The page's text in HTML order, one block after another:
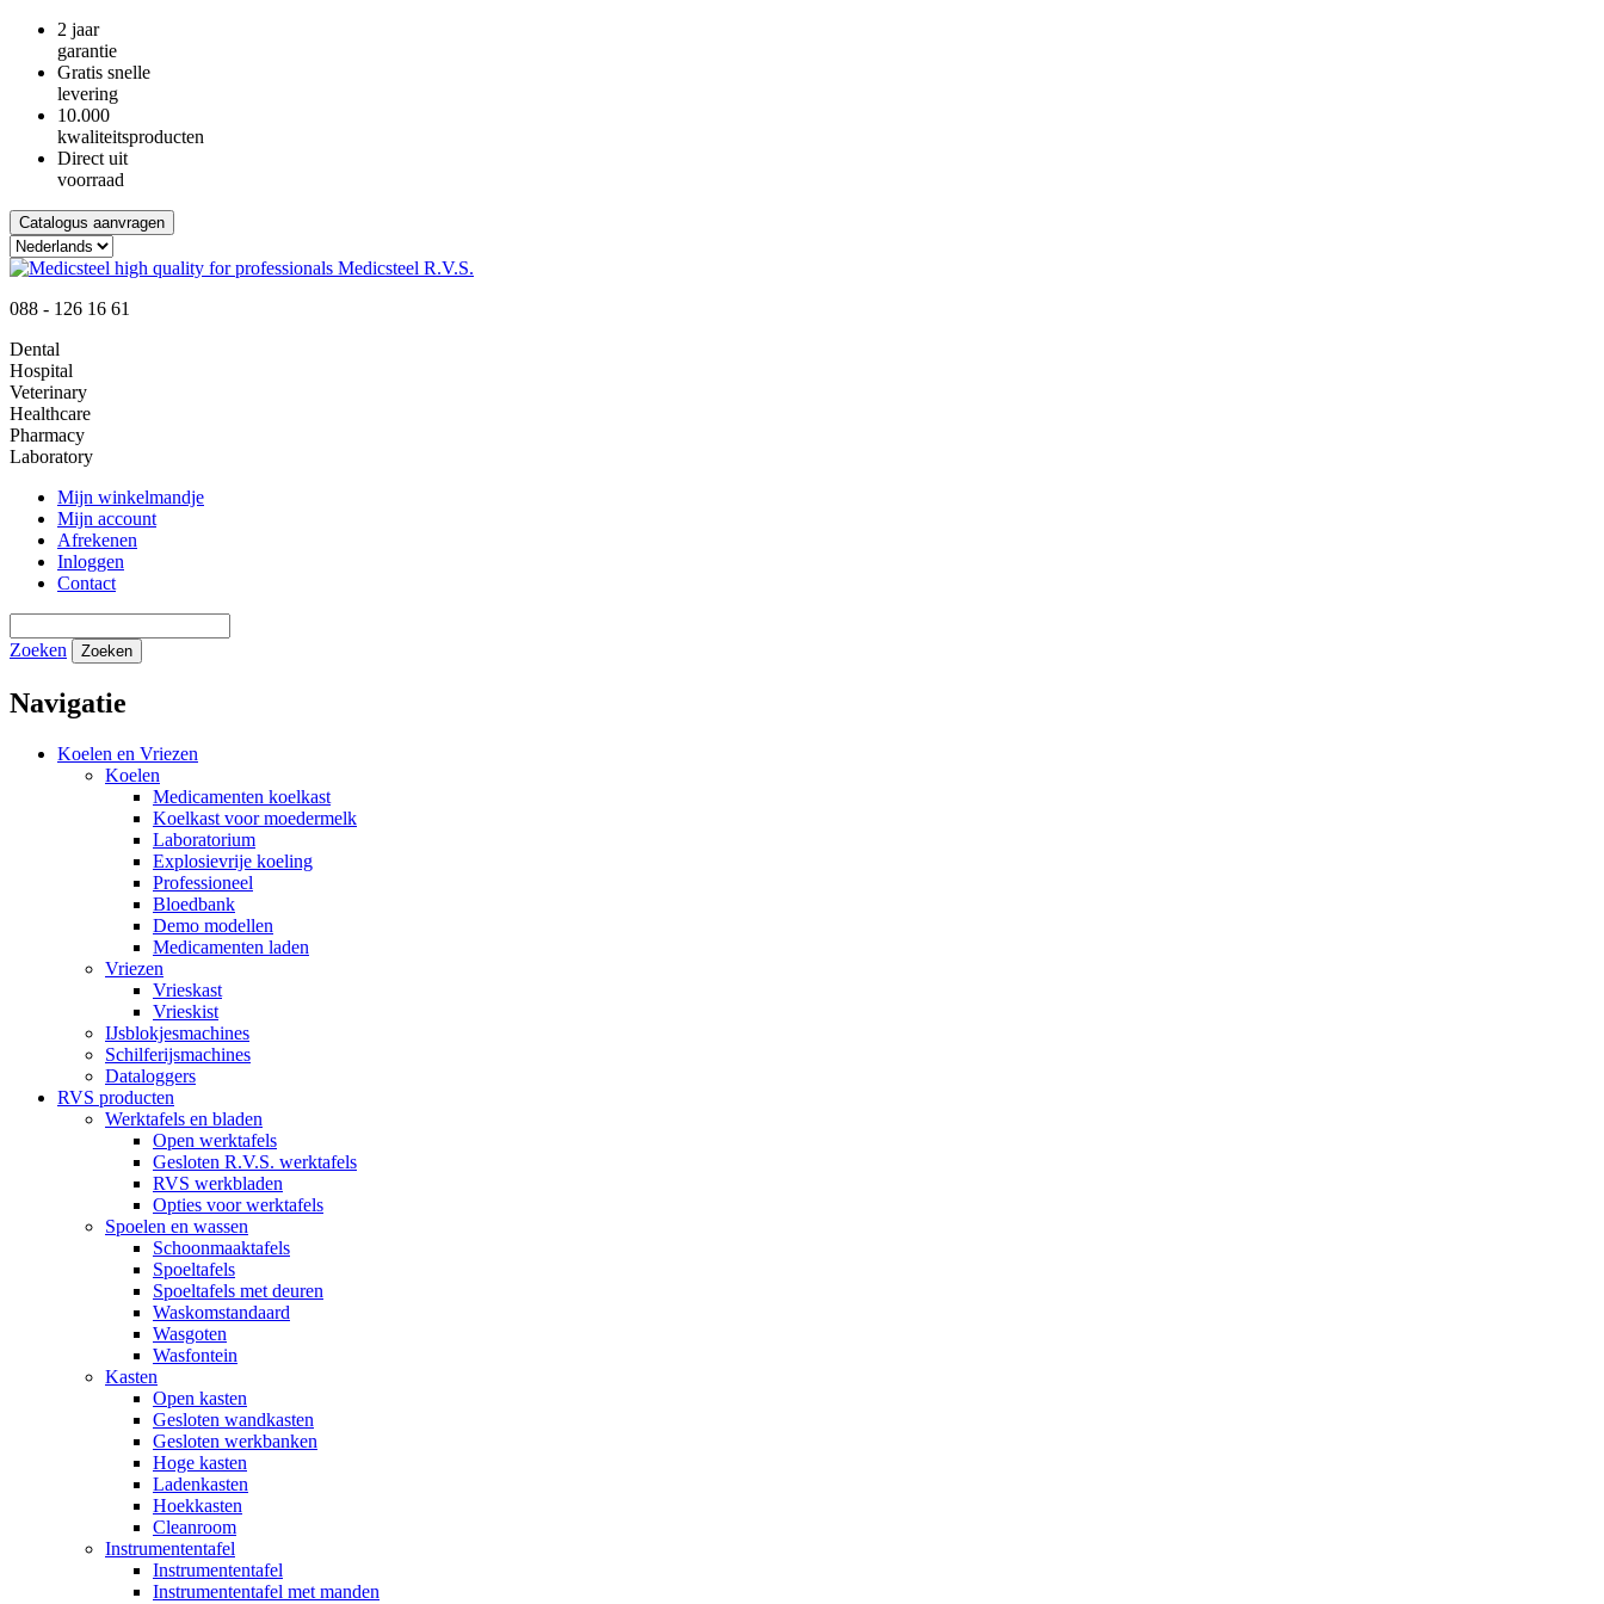
2 jaar
garantie
Gratis snelle
levering
10.000
kwaliteitsproducten
Direct uit
voorraad
Catalogus aanvragen
088 - 126 16 61
Dental
Hospital
Veterinary
Healthcare
Pharmacy
Laboratory
Mijn winkelmandje
Mijn account
Afrekenen
Inloggen
Contact
Zoeken Zoeken
Navigatie
Koelen en Vriezen
Koelen
Medicamenten koelkast
Koelkast voor moedermelk
Laboratorium
Explosievrije koeling
Professioneel
Bloedbank
Demo modellen
Medicamenten laden
Vriezen
Vrieskast
Vrieskist
IJsblokjesmachines
Schilferijsmachines
Dataloggers
RVS producten
Werktafels en bladen
Open werktafels
Gesloten R.V.S. werktafels
RVS werkbladen
Opties voor werktafels
Spoelen en wassen
Schoonmaaktafels
Spoeltafels
Spoeltafels met deuren
Waskomstandaard
Wasgoten
Wasfontein
Kasten
Open kasten
Gesloten wandkasten
Gesloten werkbanken
Hoge kasten
Ladenkasten
Hoekkasten
Cleanroom
Instrumententafel
Instrumententafel
Instrumententafel met manden